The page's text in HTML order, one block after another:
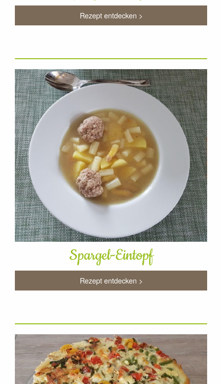
Rezept entdecken >
Spargel-Eintopf
Rezept entdecken >